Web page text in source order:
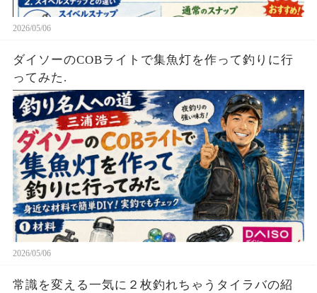
2026/05/06
ダイソーのCOBライトで集魚灯を作って釣りに行
ってみた.
2026/05/06
常識を変える一気に２枚釣れちゃうタイラバの紹